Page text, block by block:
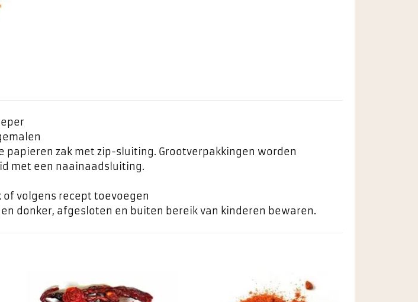
papieren zak met zip-sluiting. Grootverpakkingen worden
met een naainaadsluiting.
of volgens recept toevoegen
en donker, afgesloten en buiten bereik van kinderen bewaren.